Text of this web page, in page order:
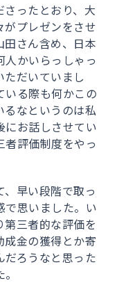
ったとおり、大
プレゼンをさせ
さん含め、日本
かいらっしゃっ
だいていまし
いる際も何かこの
なというのは私
にお話しさせてい
者評価制度をやっ
早い段階で取っ
で思いました。い
三者的な評価を
成金の獲得とか寄
ろうなと思った